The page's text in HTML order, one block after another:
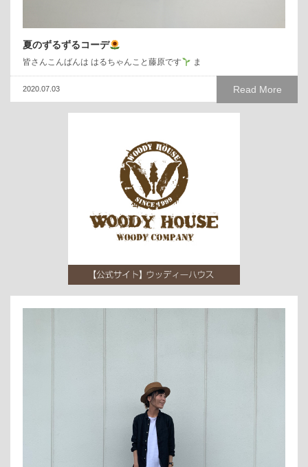
夏のずるずるコーデ
皆さんこんばんは はるちゃんこと藤原です ま
Read More
2020.07.03